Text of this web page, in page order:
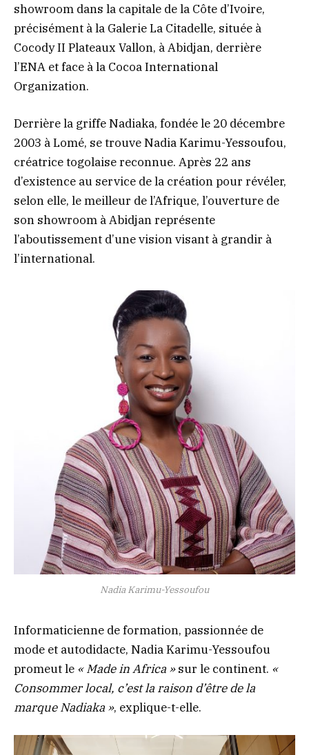
showroom dans la capitale de la Côte d’Ivoire,
précisément à la Galerie La Citadelle, située à
Cocody II Plateaux Vallon, à Abidjan, derrière
l’ENA et face à la Cocoa International
Organization.
Derrière la griffe Nadiaka, fondée le 20 décembre
2003 à Lomé, se trouve Nadia Karimu-Yessoufou,
créatrice togolaise reconnue. Après 22 ans
d’existence au service de la création pour révéler,
selon elle, le meilleur de l’Afrique, l’ouverture de
son showroom à Abidjan représente
l’aboutissement d’une vision visant à grandir à
l’international.
Nadia Karimu-Yessoufou
Informaticienne de formation, passionnée de
mode et autodidacte, Nadia Karimu-Yessoufou
promeut le « Made in Africa »sur le continent. «
Consommer local, c’est la raison d’être de la
marque Nadiaka », explique-t-elle.
Lecteur